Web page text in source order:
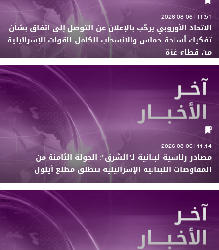
11:51 | 2026-08-06
الاتحاد الأوروبي يرحّب بالإعلان عن التوصل إلى اتفاق بشأن
تفكيك أسلحة حماس والانسحاب الكامل للقوات الإسرائيلية
من قطاع غزة
11:14 | 2026-08-06
مصادر رئاسية لبنانية لـ"الشرق": الجولة الثامنة من
المفاوضات اللبنانية الإسرائيلية تنطلق مطلع أيلول